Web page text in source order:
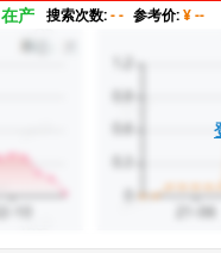
在产 搜索次数:- - 参考价:¥ --